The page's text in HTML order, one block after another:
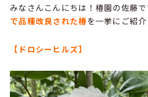
みなさんこんにちは！椿園の佐藤
で品種改良された椿を一挙にご紹介
【ドロシーヒルズ】